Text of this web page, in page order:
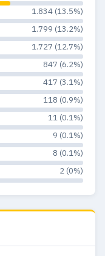
1.834 (13.5%)
1.799 (13.2%)
1.727 (12.7%)
847 (6.2%)
417 (3.1%)
118 (0.9%)
11 (0.1%)
9 (0.1%)
8 (0.1%)
2 (0%)